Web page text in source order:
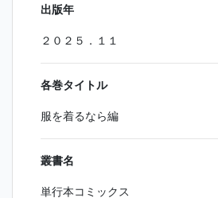
出版年
２０２５．１１
各巻タイトル
服を着るなら編
叢書名
単行本コミックス